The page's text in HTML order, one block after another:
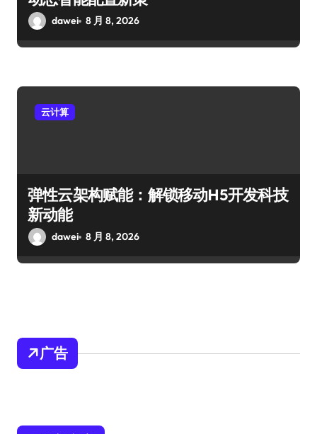
dawei 8 月 8, 2026
云计算
弹性云架构赋能：解锁移动H5开发科技
新动能
dawei 8 月 8, 2026
广告